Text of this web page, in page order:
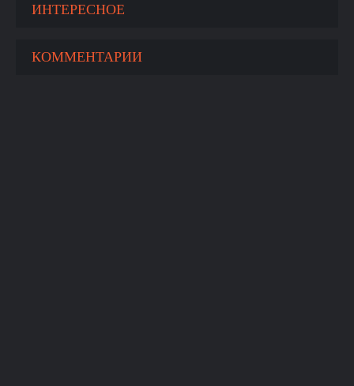
ИНТЕРЕСНОЕ
КОММЕНТАРИИ